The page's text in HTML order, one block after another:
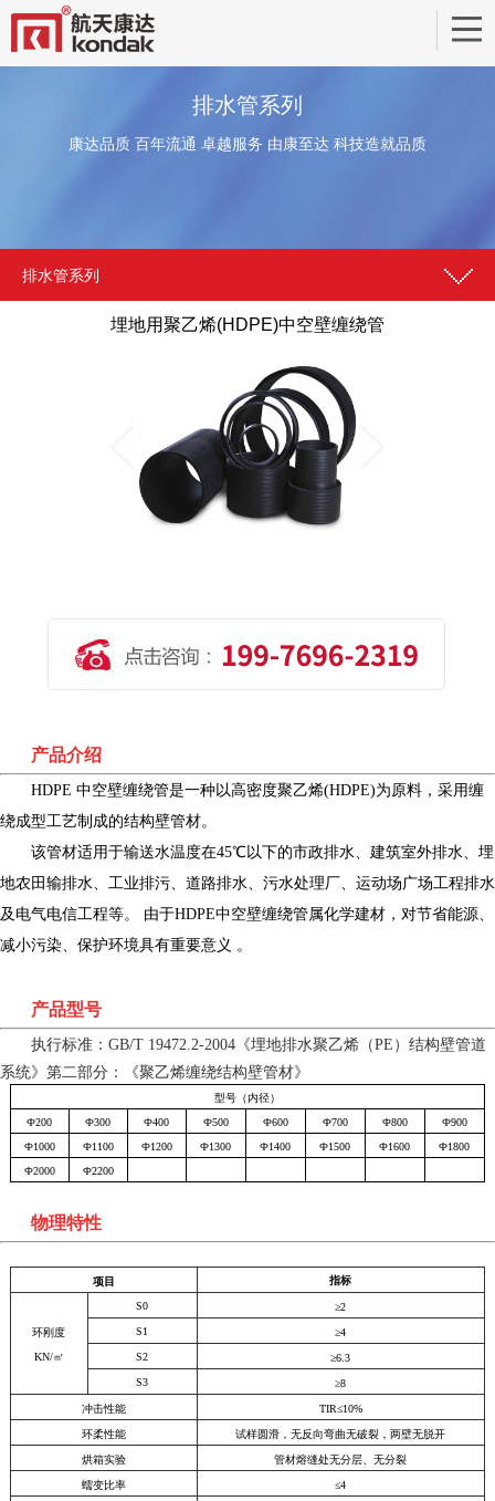
排水管系列
康达品质 百年流通 卓越服务 由康至达 科技造就品质
排水管系列
埋地用聚乙烯(HDPE)中空壁缠绕管
产品介绍
HDPE 中空壁缠绕管是一种以高密度聚乙烯(HDPE)为原料，采用缠
绕成型工艺制成的结构壁管材。
该管材适用于输送水温度在45℃以下的市政排水、建筑室外排水、埋
地农田输排水、工业排污、道路排水、污水处理厂、运动场广场工程排水
及电气电信工程等。 由于HDPE中空壁缠绕管属化学建材，对节省能源、
减小污染、保护环境具有重要意义 。
产品型号
执行标准： GB/T 19472.2-2004 《埋地排水聚乙烯（PE ）结构壁管道
系统》第二部分：《聚乙烯缠绕结构壁管材》
型号（内径）
Ф200 Ф300 Ф400 Ф500 Ф600 Ф700 Ф800 Ф900
Ф1000 Ф1100 Ф1200 Ф1300 Ф1400 Ф1500 Ф1600 Ф1800
Ф2000 Ф2200
物理特性
项目 指标
环刚度
KN/㎡
S0 ≥2
S1
≥4
S2
≥6.3
S3
≥8
冲击性能 TIR≤10%
环柔性能 试样圆滑，无反向弯曲无破裂，两壁无脱开
烘箱实验 管材熔缝处无分层、无分裂
蠕变比率 ≤4